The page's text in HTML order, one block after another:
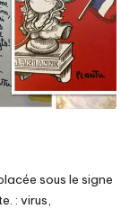
sous le signe
: virus,